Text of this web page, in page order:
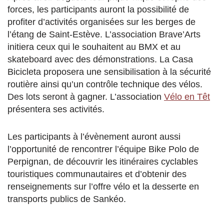
forces, les participants auront la possibilité de
profiter d’activités organisées sur les berges de
l’étang de Saint-Estève. L’association Brave’Arts
initiera ceux qui le souhaitent au BMX et au
skateboard avec des démonstrations. La Casa
Bicicleta proposera une sensibilisation à la sécurité
routière ainsi qu’un contrôle technique des vélos.
Des lots seront à gagner. L’association Vélo en Têt
présentera ses activités.
Les participants à l’évènement auront aussi
l’opportunité de rencontrer l’équipe Bike Polo de
Perpignan, de découvrir les itinéraires cyclables
touristiques communautaires et d’obtenir des
renseignements sur l’offre vélo et la desserte en
transports publics de Sankéo.